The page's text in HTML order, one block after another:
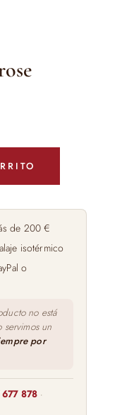
de 200 €
isotérmico
o
no está
un
por
878 ·